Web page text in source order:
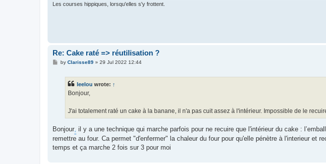
Les courses hippiques, lorsqu'elles s'y frottent.
Re: Cake raté => réutilisation ?
Pby Clarisse89» 29 Jul 2022 12:44
leelou wrote: ↑
Bonjour,
J'ai totalement raté un cake à la banane, il n'a pas cuit assez à l'intérieur. Impossible de le
Bonjour il y a une technique qui marche parfois pour ne recuire que l'intérieur du cake :
remettre au four. Ca permet "d'enfermer" la chaleur du four pour qu'elle pénètre à l'interieur et
temps et ça marche 2 fois sur 3 pour moi